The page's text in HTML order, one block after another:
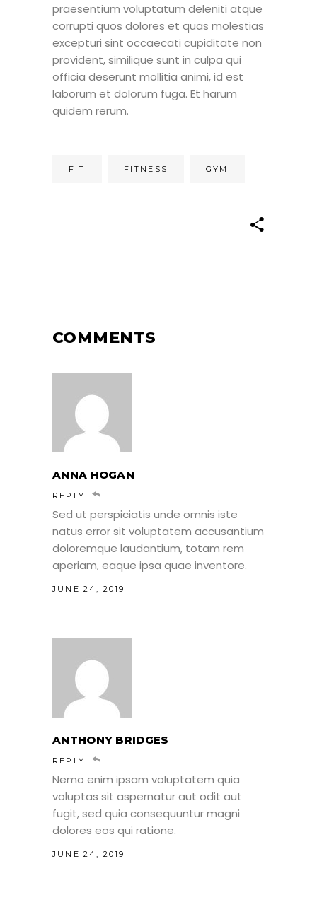
praesentium voluptatum deleniti atque
corrupti quos dolores et quas molestias
excepturi sint occaecati cupiditate non
provident, similique sunt in culpa qui
officia deserunt mollitia animi, id est
laborum et dolorum fuga. Et harum
quidem rerum.
FIT FITNESS GYM
COMMENTS
ANNA HOGAN
REPLY
Sed ut perspiciatis unde omnis iste
natus error sit voluptatem accusantium
doloremque laudantium, totam rem
aperiam, eaque ipsa quae inventore.
JUNE 24, 2019
ANTHONY BRIDGES
REPLY
Nemo enim ipsam voluptatem quia
voluptas sit aspernatur aut odit aut
fugit, sed quia consequuntur magni
dolores eos qui ratione.
JUNE 24, 2019